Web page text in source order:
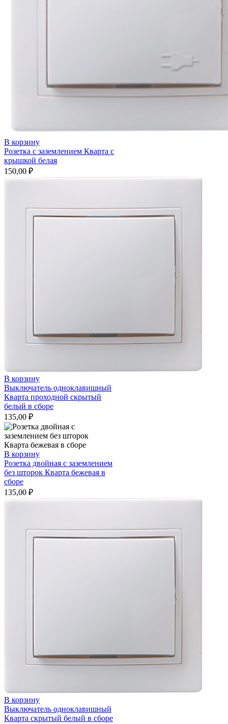
В корзину
Розетка с заземлением Кварта с
крышкой белая
150,00 ₽
В корзину
Выключатель одноклавишный
Кварта проходной скрытый
белый в сборе
135,00 ₽
В корзину
Розетка двойная с заземлением
без шторок Кварта бежевая в
сборе
135,00 ₽
В корзину
Выключатель одноклавишный
Кварта скрытый белый в сборе